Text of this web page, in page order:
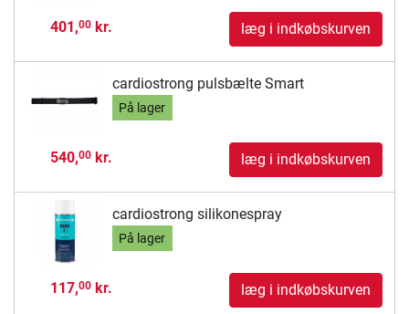
401,00kr. læg i indkøbskurven
cardiostrong pulsbælte Smart
På lager
540,00kr. læg i indkøbskurven
cardiostrong silikonespray
På lager
117,00kr. læg i indkøbskurven